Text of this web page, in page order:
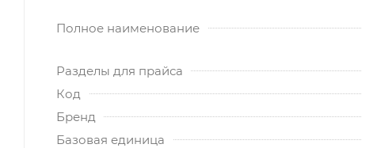
Полное наименование
Разделы для прайса
Код
Бренд
Базовая единица